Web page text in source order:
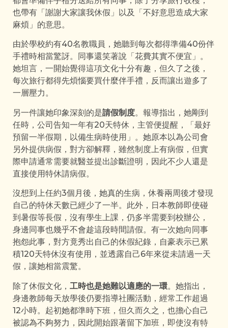
也帶有「謝謝大家讓我休假」以及「不好意思造成大家
麻煩」的意思。
由於學校約有40名教職員，她聽到每次都得準備40份伴
手禮時相當驚訝。同事還笑著說「花費其實不便宜」。
她坦言，一開始覺得這項文化十分有趣，但久了之後，
每次旅行都得先煩惱要買什麼伴手禮，反而讓出遊多了
一層壓力。
另一件讓她印象深刻的是請假制度。報導指出，她剛到
任時，公司告知一年有20天特休，主管便提醒，「最好
預留一半假期，以備生病時使用」。她原本以為公司會
另外提供病假，對方卻解釋，雖然制度上有病假，但實
際申請通常需要就醫並提出診斷證明，因此不少人還是
直接使用特休請病假。
沒想到上任約3個月後，她真的生病，休養兩周後才發現
自己的特休天數已經少了一半。此外，日本教師即使碰
到暑假等長假，沒有學生上課，仍多半需要到校辦公，
身邊同事也幾乎不會趁這段時間請假。有一次她向同事
抱怨此事，對方竟秀出自己的休假紀錄，自豪表示已累
積120天特休沒有使用，並透露自己6年來從未請過一天
假，讓她相當震驚。
除了休假文化， 工時也是她難以適應的一環。她指出，
身邊教師每天放學後仍要指導社團活動，經常工作超過
12小時。起初她都準時下班，但久而久之，也擔心自己
被認為不夠努力，因此開始跟著留下加班，即使沒有特